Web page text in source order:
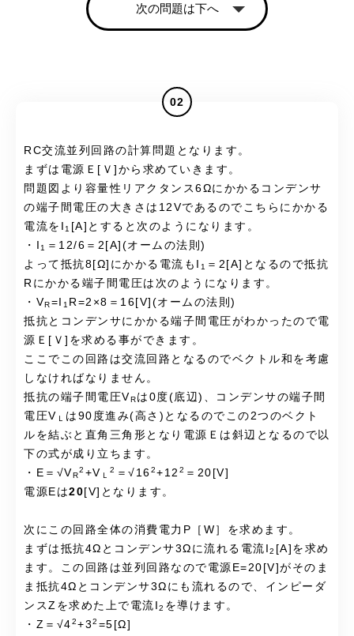
次の問題は下へ
02
RC交流並列回路の計算問題となります。
まずは電源Ｅ[Ｖ]から求めていきます。
問題図より容量性リアクタンス6Ωにかかるコンデンサ
の端子間電圧の大きさは12Vであるのでこちらにかかる
電流をI
1 [A]とすると次のようになります。
・I
1 ＝12/6＝2[A](オームの法則)
よって抵抗8[Ω]にかかる電流もI
1 ＝2[A]となるので抵抗
Rにかかる端子間電圧は次のようになります。
・VR=I 1 R=2×8＝16[V](オームの法則)
抵抗とコンデンサにかかる端子間電圧がわかったので電
源Ｅ[Ｖ]を求める事ができます。
ここでこの回路は交流回路となるのでベクトル和を考慮
しなければなりません。
抵抗の端子間電圧VRは0度(底辺)、コンデンサの端子間
電圧V Ｌ は90度進み(高さ)となるのでこの2つのベクト
ルを結ぶと直角三角形となり電源Ｅは斜辺となるので以
下の式が成り立ちます。
・E＝√VR
2 +V Ｌ
2 ＝√162+12 2 ＝20[V]
電源Eは20 [V]となります。
次にこの回路全体の消費電力P［W］を求めます。
まずは抵抗4Ωとコンデンサ3Ωに流れる電流I
2 [A]を求め
ます。この回路は並列回路なので電源E=20[V]がそのま
ま抵抗4Ωとコンデンサ3Ωにも流れるので、インピーダ
ンスZを求めた上で電流I
2 を導けます。
・Z＝√42+32 =5[Ω]